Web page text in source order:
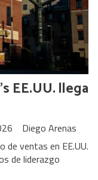
EE.UU. llega
Diego Arenas
de ventas en EE.UU.
de liderazgo